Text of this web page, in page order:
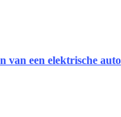
van een elektrische auto